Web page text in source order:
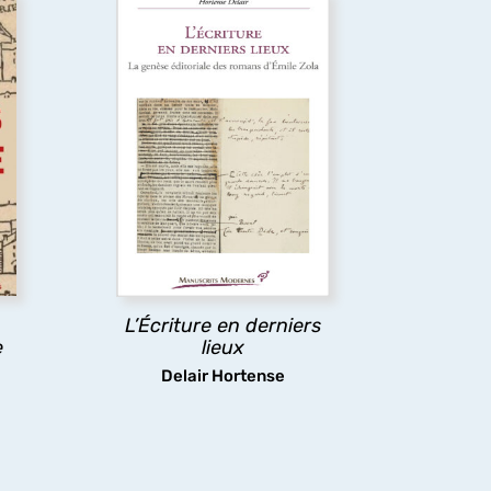
L’Écriture en derniers
lieux
Delair Hortense
lieux
l’impression de l’ouvrage
relance l’écriture au lieu d’y
mettre un terme. Cet
ouvrage réexamine l’histoire
littéraire et les
Macquartà la lumière des
Zola révise littéralement le
texte de chaque roman à la
dernière minute.